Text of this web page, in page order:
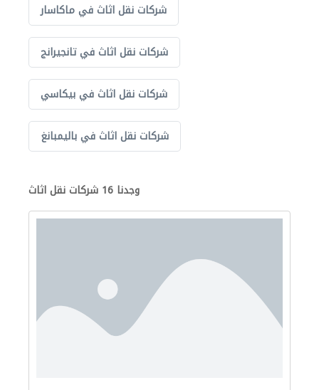
شركات نقل اثاث في ماكاسار
شركات نقل اثاث في تانجيرانج
شركات نقل اثاث في بيكاسي
شركات نقل اثاث في باليمبانغ
وجدنا 16 شركات نقل اثاث